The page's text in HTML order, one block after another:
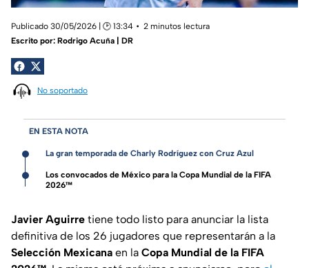
Publicado 30/05/2026 | 🕑 13:34
2 minutos lectura
Escrito por: Rodrigo Acuña | DR
No soportado
EN ESTA NOTA
La gran temporada de Charly Rodríguez con Cruz Azul
Los convocados de México para la Copa Mundial de la FIFA
2026™
Javier Aguirre tiene todo listo para anunciar la lista
definitiva de los 26 jugadores que representarán a la
Selección Mexicana en la Copa Mundial de la FIFA